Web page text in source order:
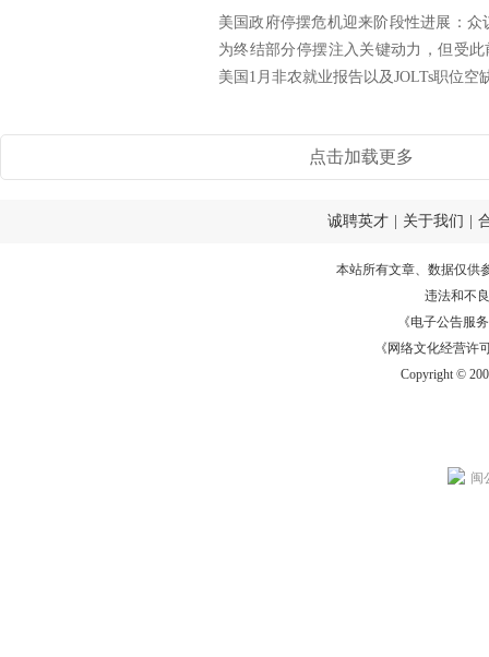
美国政府停摆危机迎来阶段性进展：
为终结部分停摆注入关键动力，但受
美国1月非农就业报告以及JOLTs职位空
点击加载更多
诚聘英才 关于我们
本站所有文章、数据仅供
违法和不
《电子公告服务
《网络文化经营许
Copyright ©
闽